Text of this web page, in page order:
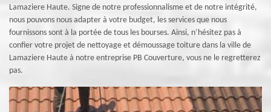
Lamaziere Haute. Signe de notre professionnalisme et de notre intégrité,
nous pouvons nous adapter à votre budget, les services que nous
fournissons sont à la portée de tous les bourses. Ainsi, n’hésitez pas à
confier votre projet de nettoyage et démoussage toiture dans la ville de
Lamaziere Haute à notre entreprise PB Couverture, vous ne le regretterez
pas.